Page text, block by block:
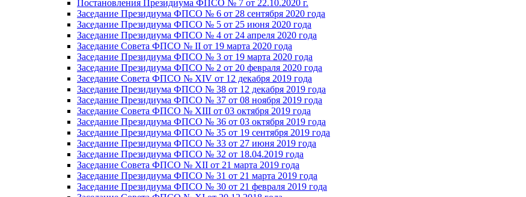
Постановления Президиума ФПСО № 7 от 22.10.2020 г.
Заседание Президиума ФПСО № 6 от 28 сентября 2020 года
Заседание Президиума ФПСО № 5 от 25 июня 2020 года
Заседание Президиума ФПСО № 4 от 24 апреля 2020 года
Заседание Совета ФПСО № II от 19 марта 2020 года
Заседание Президиума ФПСО № 3 от 19 марта 2020 года
Заседание Президиума ФПСО № 2 от 20 февраля 2020 года
Заседание Совета ФПСО № XIV от 12 декабря 2019 года
Заседание Президиума ФПСО № 38 от 12 декабря 2019 года
Заседание Президиума ФПСО № 37 от 08 ноября 2019 года
Заседание Совета ФПСО № XIII от 03 октября 2019 года
Заседание Президиума ФПСО № 36 от 03 октября 2019 года
Заседание Президиума ФПСО № 35 от 19 сентября 2019 года
Заседание Президиума ФПСО № 33 от 27 июня 2019 года
Заседание Президиума ФПСО № 32 от 18.04.2019 года
Заседание Совета ФПСО № XII от 21 марта 2019 года
Заседание Президиума ФПСО № 31 от 21 марта 2019 года
Заседание Президиума ФПСО № 30 от 21 февраля 2019 года